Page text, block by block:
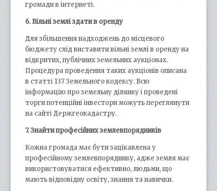
громади в інтернеті.
6. Вільні землі здати в оренду
Для збільшення надходжень до місцевого
бюджету слід виставити вільні землі в оренду на
відкритих, публічних земельних аукціонах.
Процедура проведення таких аукціонів описана
в статті 137 Земельного кодексу. Всю
інформацію про земельну ділянку і проведені
торги потенційні інвестори можуть переглянути
на сайті Держгеокадастру.
7. Знайти професійних землевпорядників
Кожна громада має бути зацікавлена у
професійному землевпоряднику, адже земля має
використовуватися ефективно, людьми, що
мають відповідну освіту, знання та навички.